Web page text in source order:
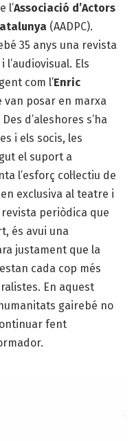
l’Associació d’Actors
(AADPC).
35 anys una revista
l’audiovisual. Els
com l’Enric
van posar en marxa
d’aleshores s’ha
i els socis, les
el suport a
l’esforç col·lectiu de
exclusiva al teatre i
revista periòdica que
és avui una
justament que la
cada cop més
En aquest
gairebé no
fent